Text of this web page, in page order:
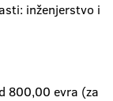
inženjerstvo i
800,00 evra (za